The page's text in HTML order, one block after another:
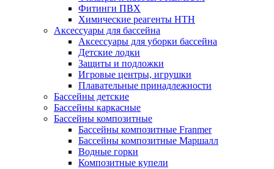
Фитинги ПВХ
Химические реагенты HTH
Аксессуары для бассейна
Аксессуары для уборки бассейна
Детские лодки
Защиты и подложки
Игровые центры, игрушки
Плавательные принадлежности
Бассейны детские
Бассейны каркасные
Бассейны композитные
Бассейны композитные Franmer
Бассейны композитные Маршалл
Водные горки
Композитные купели